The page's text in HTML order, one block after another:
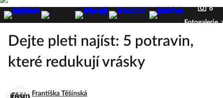
6
Fotogalerie
Dejte pleti najíst: 5 potravin,
které redukují vrásky
Františka Těšínská